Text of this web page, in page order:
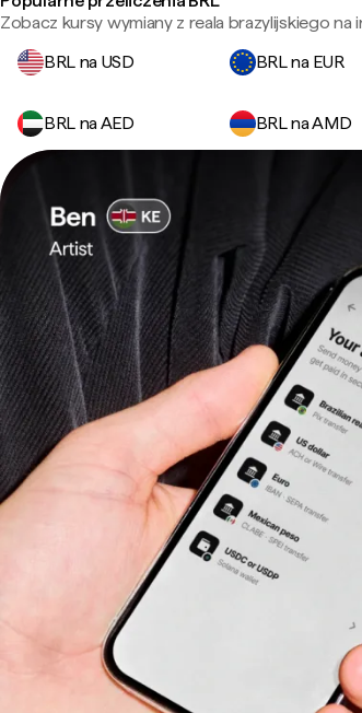
Zobacz kursy wymiany z reala brazylijskiego na
BRL na USD
BRL na EUR
BRL na AED BRL na AMD